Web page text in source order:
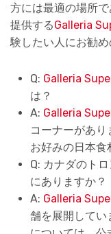
方には最適の場所
提供するGalleria
験したい人にお勧め
Q: Galleria
は？
A: Galleria
コーナーがあ
お好みの日本食
Q: カナダのト
にありますか？
A: Galleria
舗を展開してい